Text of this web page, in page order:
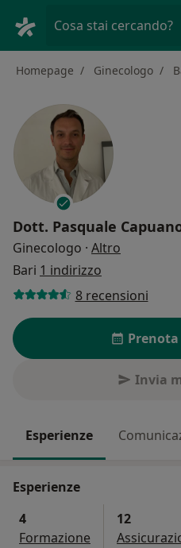
Cosa stai cercando?
Homepage Ginecologo
Dott. Pasquale
Ginecologo · Altro
Bari 1 indirizzo
8 recensioni
Invia
Esperienze
Esperienze
4
Formazione
12